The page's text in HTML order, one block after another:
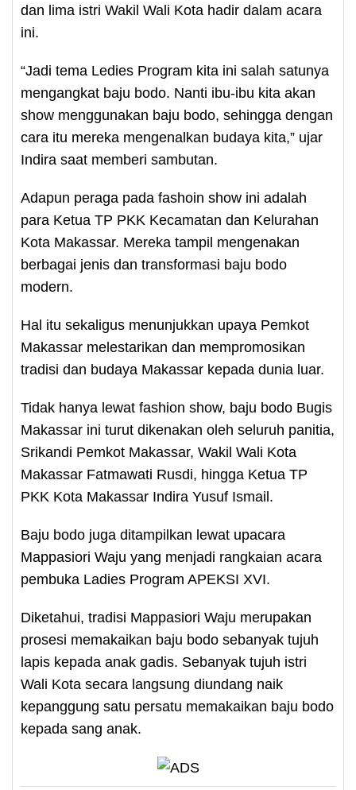
dan lima istri Wakil Wali Kota hadir dalam acara
ini.
“Jadi tema Ledies Program kita ini salah satunya
mengangkat baju bodo. Nanti ibu-ibu kita akan
show menggunakan baju bodo, sehingga dengan
cara itu mereka mengenalkan budaya kita,” ujar
Indira saat memberi sambutan.
Adapun peraga pada fashoin show ini adalah
para Ketua TP PKK Kecamatan dan Kelurahan
Kota Makassar. Mereka tampil mengenakan
berbagai jenis dan transformasi baju bodo
modern.
Hal itu sekaligus menunjukkan upaya Pemkot
Makassar melestarikan dan mempromosikan
tradisi dan budaya Makassar kepada dunia luar.
Tidak hanya lewat fashion show, baju bodo Bugis
Makassar ini turut dikenakan oleh seluruh panitia,
Srikandi Pemkot Makassar, Wakil Wali Kota
Makassar Fatmawati Rusdi, hingga Ketua TP
PKK Kota Makassar Indira Yusuf Ismail.
Baju bodo juga ditampilkan lewat upacara
Mappasiori Waju yang menjadi rangkaian acara
pembuka Ladies Program APEKSI XVI.
Diketahui, tradisi Mappasiori Waju merupakan
prosesi memakaikan baju bodo sebanyak tujuh
lapis kepada anak gadis. Sebanyak tujuh istri
Wali Kota secara langsung diundang naik
kepanggung satu persatu memakaikan baju bodo
kepada sang anak.